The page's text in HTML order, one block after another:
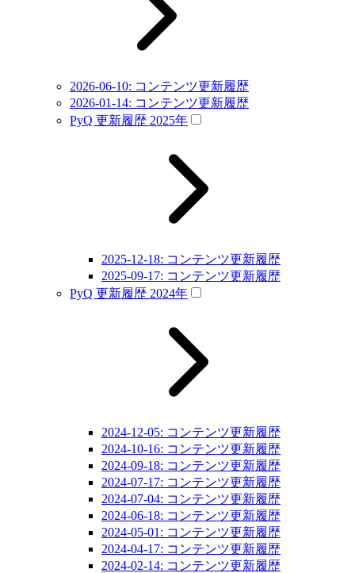
2026-06-10: コンテンツ更新履歴
2026-01-14: コンテンツ更新履歴
PyQ 更新履歴 2025年
2025-12-18: コンテンツ更新履歴
2025-09-17: コンテンツ更新履歴
PyQ 更新履歴 2024年
2024-12-05: コンテンツ更新履歴
2024-10-16: コンテンツ更新履歴
2024-09-18: コンテンツ更新履歴
2024-07-17: コンテンツ更新履歴
2024-07-04: コンテンツ更新履歴
2024-06-18: コンテンツ更新履歴
2024-05-01: コンテンツ更新履歴
2024-04-17: コンテンツ更新履歴
2024-02-14: コンテンツ更新履歴